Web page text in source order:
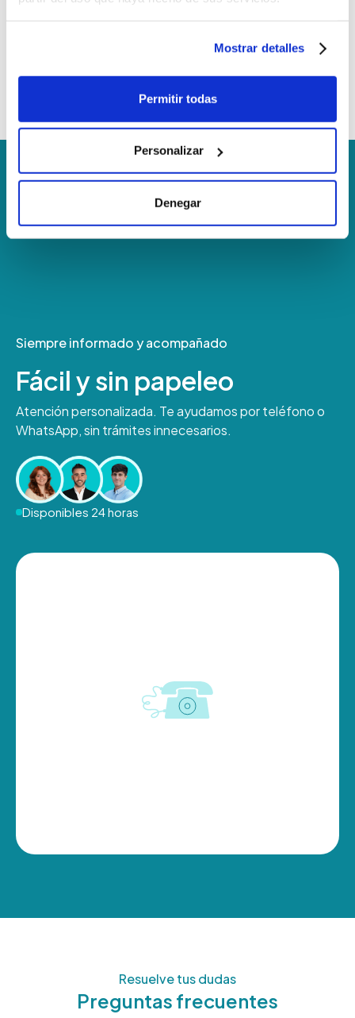
Mostrar detalles
Permitir todas
Personalizar
Denegar
Siempre informado y acompañado
Fácil y sin papeleo
Atención personalizada. Te ayudamos por teléfono o
WhatsApp, sin trámites innecesarios.
Disponibles 24 horas
Resuelve tus dudas
Preguntas frecuentes